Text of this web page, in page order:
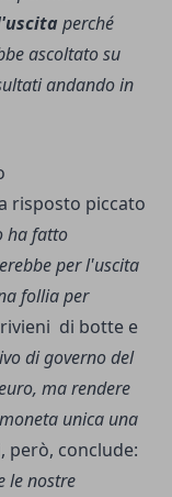
perché
ascoltato su
andando in
risposto piccato
ha fatto
per l'uscita
follia per
di botte e
di governo del
ma rendere
unica una
però, conclude:
le nostre